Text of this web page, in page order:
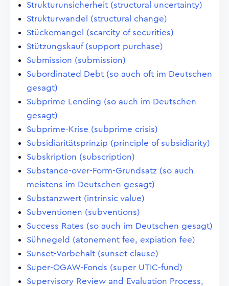
Strukturunsicherheit (structural uncertainty)
Strukturwandel (structural change)
Stückemangel (scarcity of securities)
Stützungskauf (support purchase)
Submission (submission)
Subordinated Debt (so auch oft im Deutschen
gesagt)
Subprime Lending (so auch im Deutschen
gesagt)
Subprime-Krise (subprime crisis)
Subsidiaritätsprinzip (principle of subsidiarity)
Subskription (subscription)
Substance-over-Form-Grundsatz (so auch
meistens im Deutschen gesagt)
Substanzwert (intrinsic value)
Subventionen (subventions)
Success Rates (so auch im Deutschen gesagt)
Sühnegeld (atonement fee, expiation fee)
Sunset-Vorbehalt (sunset clause)
Super-OGAW-Fonds (super UTIC-fund)
Supervisory Review and Evaluation Process,